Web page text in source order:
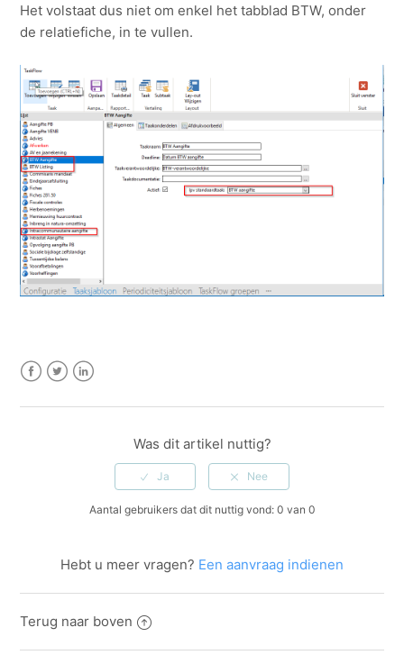
Het volstaat dus niet om enkel het tabblad BTW, onder
de relatiefiche, in te vullen.
Was dit artikel nuttig?
Aantal gebruikers dat dit nuttig vond: 0 van 0
Hebt u meer vragen? Een aanvraag indienen
Terug naar boven